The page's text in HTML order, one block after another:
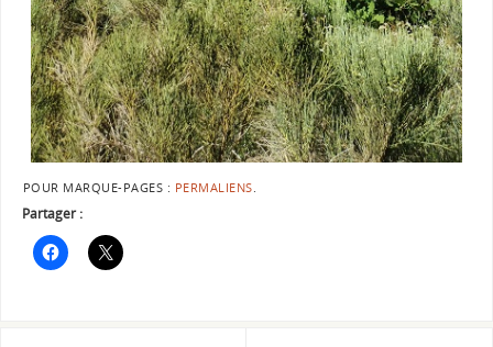
POUR MARQUE-PAGES : PERMALIENS.
Partager :